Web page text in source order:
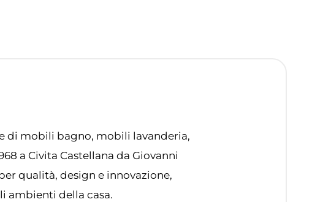
di mobili bagno, mobili lavanderia,
a Civita Castellana da Giovanni
qualità, design e innovazione,
ambienti della casa.